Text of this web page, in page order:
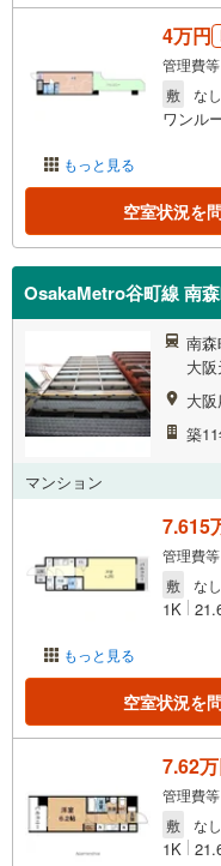
もっと見る
4万円
管理費
敷
なし
ワンル
空室状況を
OsakaMetro谷町線 南
南
大
大
築
マンション
もっと見る
7.615
管理費
敷
なし
1K
空室状況を
7.62
管理費
敷
なし
1K